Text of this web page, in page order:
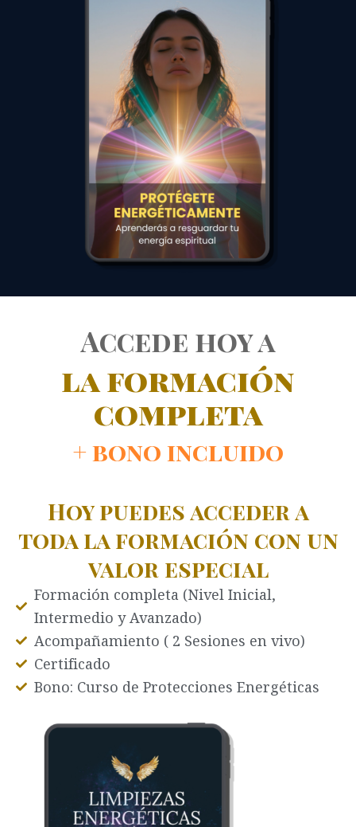
Accede hoy a
la formación
completa
+ bono incluido
Hoy puedes acceder a
toda la formación con un
valor especial
Formación completa (Nivel Inicial,
Intermedio y Avanzado)
Acompañamiento ( 2 Sesiones en vivo)
Certificado
Bono: Curso de Protecciones Energéticas